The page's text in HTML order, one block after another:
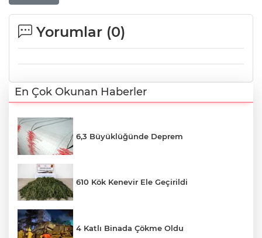
Yorumlar (0)
En Çok Okunan Haberler
6,3 Büyüklüğünde Deprem
610 Kök Kenevir Ele Geçirildi
4 Katlı Binada Çökme Oldu